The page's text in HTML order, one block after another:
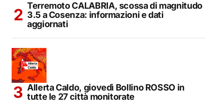
Terremoto CALABRIA, scossa di magnitudo
3.5 a Cosenza: informazioni e dati
aggiornati
Allerta Caldo, giovedì Bollino ROSSO in
tutte le 27 città monitorate